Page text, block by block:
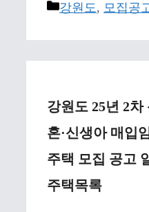
Categories
강원도, 모집공
강원도 25년 2차
혼·신생아 매입
주택 모집 공고
주택목록